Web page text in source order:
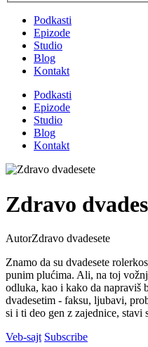
Podkasti
Epizode
Studio
Blog
Kontakt
Podkasti
Epizode
Studio
Blog
Kontakt
Zdravo
AutorZdravo dvadesete
Znamo da su dvadesete
punim plućima. Ali, na toj
odluka, kao i kako da napraviš
dvadesetim - faksu, ljubavi,
si i ti deo gen z zajednice, stavi
Veb-sajt Subscribe